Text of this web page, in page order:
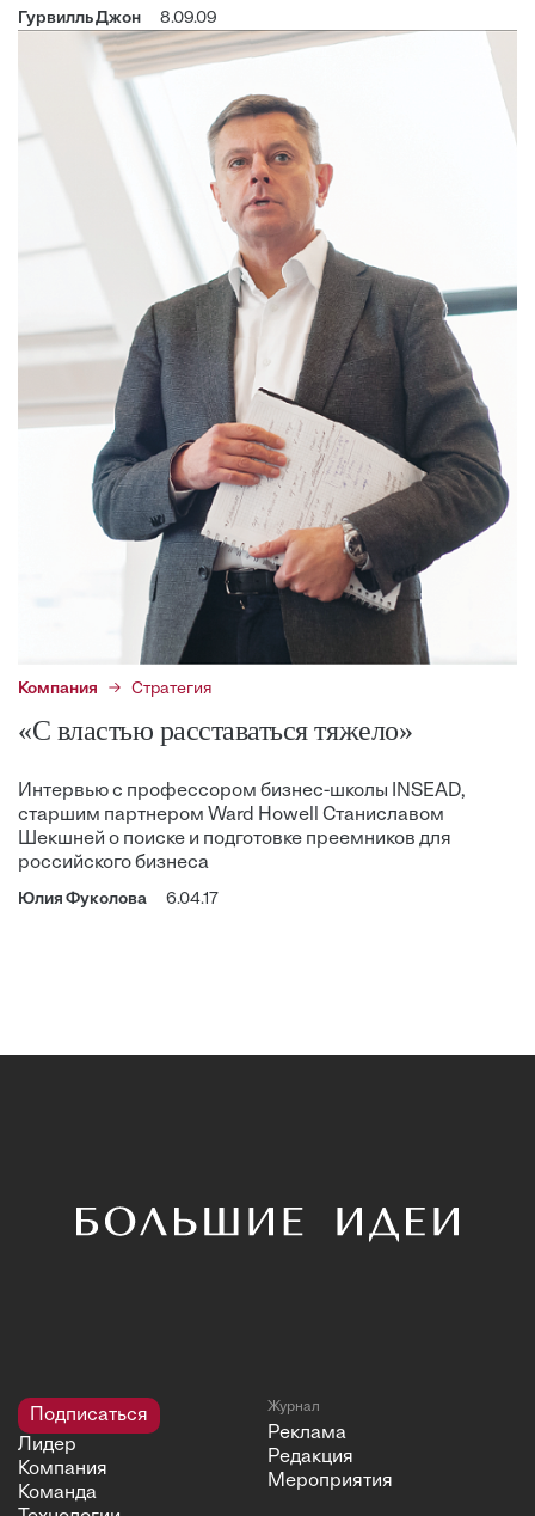
Гурвилль Джон 8.09.09
Компания Стратегия
«С властью расставаться тяжело»
Интервью с профессором бизнес-школы INSEAD,
старшим партнером Ward Howell Станиславом
Шекшней о поиске и подготовке преемников для
российского бизнеса
Юлия Фуколова 6.04.17
Подписаться
Лидер
Компания
Команда
Журнал
Реклама
Редакция
Мероприятия